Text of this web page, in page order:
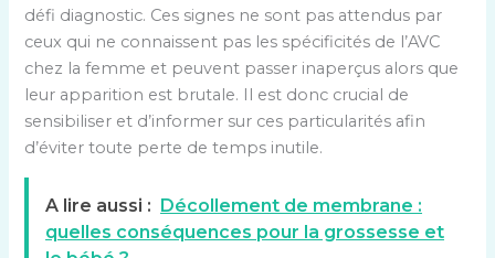
défi diagnostic. Ces signes ne sont pas attendus par
ceux qui ne connaissent pas les spécificités de l’AVC
chez la femme et peuvent passer inaperçus alors que
leur apparition est brutale. Il est donc crucial de
sensibiliser et d’informer sur ces particularités afin
d’éviter toute perte de temps inutile.
A lire aussi :
Décollement de membrane :
quelles conséquences pour la grossesse et